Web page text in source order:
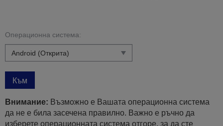
Операционна система:
Към
Внимание: Възможно е Вашата операционна система
да не е била засечена правилно. Важно е ръчно да
изберете операционната система отгоре, за да сте